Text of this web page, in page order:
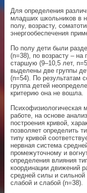
Для определения
младших школьников в
полу, возрасту,
энергообеспечения
По полу дети были
(n=38), по возрасту –
старшую (9–10,5 лет,
выделены две группы
(n=54). По результатам
группа детей
критерию она не вошла.
Психофизиологическая
работе, на основе
построения кривой,
позволяет определить
типу кривой
нервная система
промежуточному и
определения влияния
координации движений
средней силы и сильной
слабой и слабой (n=38).